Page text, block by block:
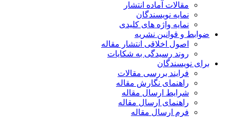
مقالات آماده انتشار
نمایه نویسندگان
نمایه واژه های کلیدی
ضوابط و قوانین نشریه
اصول اخلاقی انتشار مقاله
روند رسیدگی به شکایات
برای نویسندگان
فرایند بررسی مقالات
راهنمای نگارش مقاله
شرایط ارسال مقاله
راهنمای ارسال مقاله
فرم ارسال مقاله